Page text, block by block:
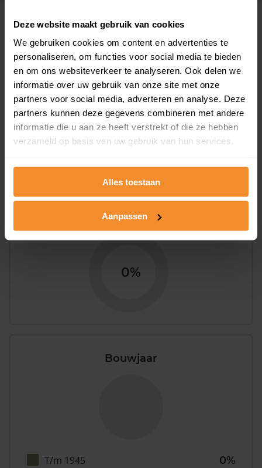
Deze website maakt gebruik van cookies
We gebruiken cookies om content en advertenties te
personaliseren, om functies voor social media te bieden
en om ons websiteverkeer te analyseren. Ook delen we
informatie over uw gebruik van onze site met onze
partners voor social media, adverteren en analyse. Deze
partners kunnen deze gegevens combineren met andere
informatie die u aan ze heeft verstrekt of die ze hebben
verzameld op basis van uw gebruik van hun services.
Alles toestaan
Aanpassen
Woningen
9%
Koopwoningen
91%
Huurwoningen
Appartementen
aandeel van totale woningen
0%
Bouwjaar
T/m 1945
0%